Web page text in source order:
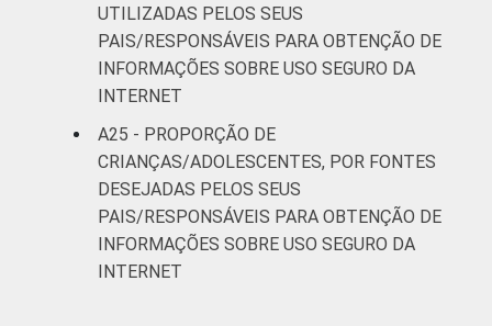
UTILIZADAS PELOS SEUS
PAIS/RESPONSÁVEIS PARA OBTENÇÃO DE
INFORMAÇÕES SOBRE USO SEGURO DA
INTERNET
A25 - PROPORÇÃO DE
CRIANÇAS/ADOLESCENTES, POR FONTES
DESEJADAS PELOS SEUS
PAIS/RESPONSÁVEIS PARA OBTENÇÃO DE
INFORMAÇÕES SOBRE USO SEGURO DA
INTERNET